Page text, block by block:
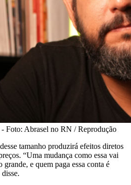
Foto: Abrasel no RN / Reprodução
tamanho produzirá efeitos diretos
“Uma mudança como essa vai
e quem paga essa conta é